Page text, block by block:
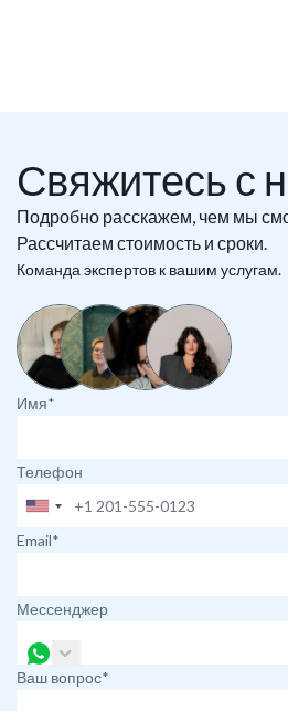
Свяжитесь с
Подробно расскажем, чем мы
Рассчитаем стоимость и сроки.
Команда экспертов к вашим услугам.
Имя*
Телефон
Email*
Мессенджер
Ваш вопрос*